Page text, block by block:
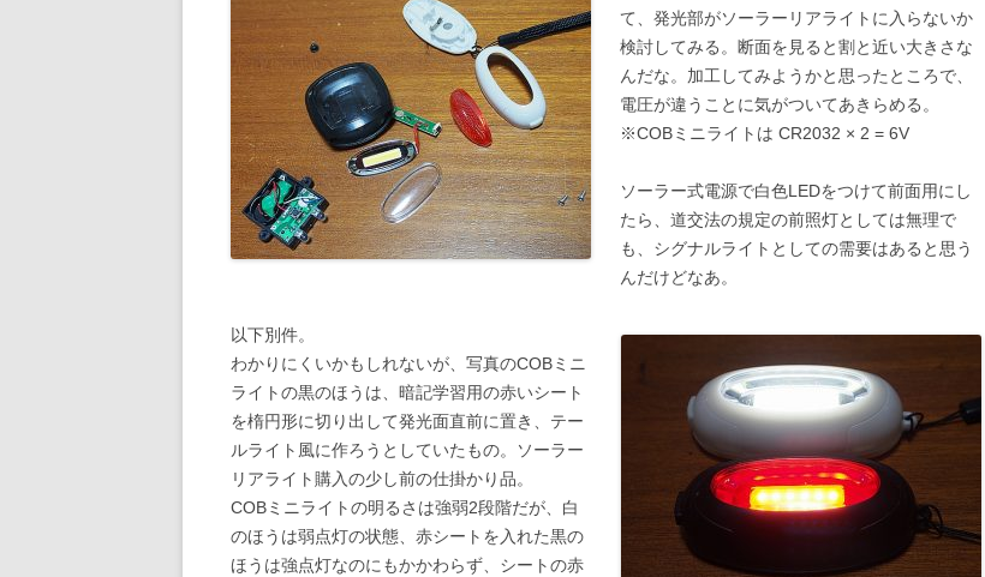
て、発光部がソーラーリアライトに入らないか
検討してみる。断面を見ると割と近い大きさな
んだな。加工してみようかと思ったところで、
電圧が違うことに気がついてあきらめる。
※COBミニライトは CR2032 × 2 = 6V
ソーラー式電源で白色LEDをつけて前面用にし
たら、道交法の規定の前照灯としては無理で
も、シグナルライトとしての需要はあると思う
んだけどなあ。
以下別件。
わかりにくいかもしれないが、写真のCOBミニ
ライトの黒のほうは、暗記学習用の赤いシート
を楕円形に切り出して発光面直前に置き、テー
ルライト風に作ろうとしていたもの。ソーラー
リアライト購入の少し前の仕掛かり品。
COBミニライトの明るさは強弱2段階だが、白
のほうは弱点灯の状態、赤シートを入れた黒の
ほうは強点灯なのにもかかわらず、シートの赤